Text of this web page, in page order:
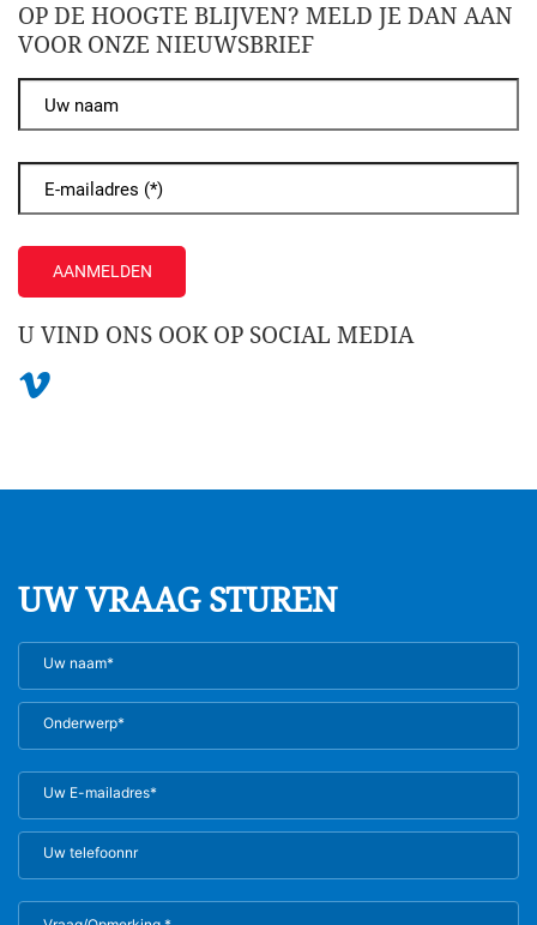
OP DE HOOGTE BLIJVEN? MELD JE DAN AAN
VOOR ONZE NIEUWSBRIEF
AANMELDEN
U VIND ONS OOK OP SOCIAL MEDIA
UW VRAAG STUREN